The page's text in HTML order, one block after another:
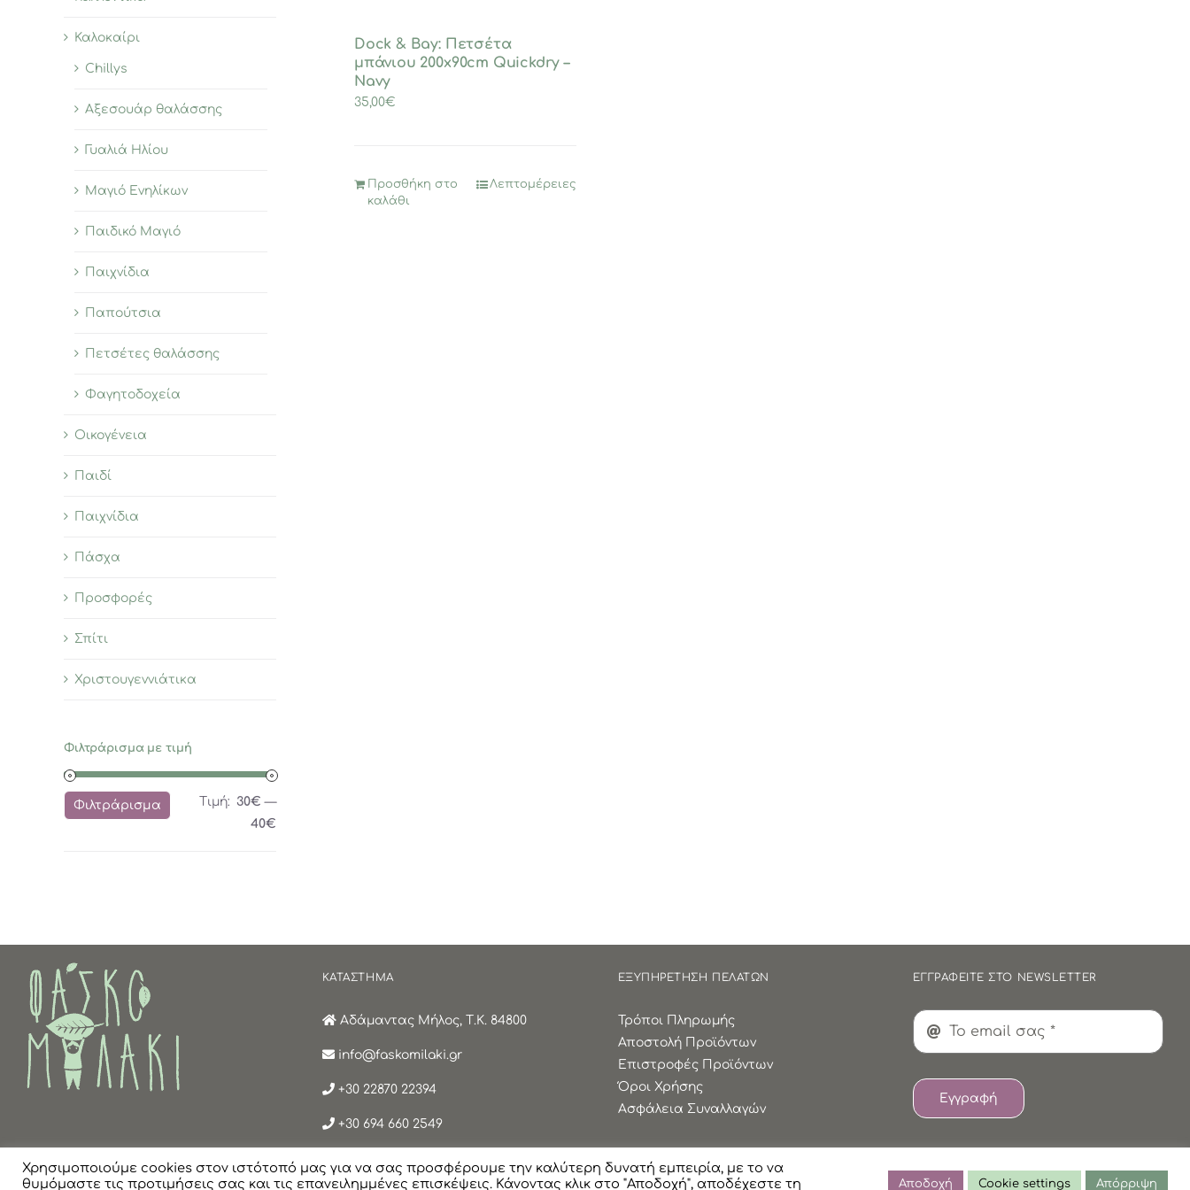
Dock & Bay: Πετσέτα
μπάνιου 200x90cm Quickdry –
Navy
35,00€
Προσθήκη στο
καλάθι
Λεπτομέρειες
Καλοκαίρι
Chillys
Αξεσουάρ θαλάσσης
Γυαλιά Ηλίου
Μαγιό Ενηλίκων
Παιδικό Μαγιό
Παιχνίδια
Παπούτσια
Πετσέτες θαλάσσης
Φαγητοδοχεία
Οικογένεια
Παιδί
Παιχνίδια
Πάσχα
Προσφορές
Σπίτι
Χριστουγεννιάτικα
Φιλτράρισμα με τιμή
Ελάχιστη
Μέγιστη
Φιλτράρισμα Τιμή: 30€ —
40€
ΚΑΤΑΣΤΗΜΑ
Αδάμαντας Μήλος, Τ.Κ. 84800
info@faskomilaki.gr
+30 22870 22394
+30 694 660 2549
ΕΞΥΠΗΡΕΤΗΣΗ ΠΕΛΑΤΩΝ
Τρόποι Πληρωμής
Αποστολή Προϊόντων
Επιστροφές Προϊόντων
Όροι Χρήσης
Ασφάλεια Συναλλαγών
ΕΓΓΡΑΦΕΙΤΕ ΣΤΟ NEWSLETTER
Εγγραφή
Χρησιμοποιούμε cookies στον ιστότοπό μας για να σας προσφέρουμε την καλύτερη δυνατή εμπειρία, με το να
θυμόμαστε τις προτιμήσεις σας και τις επανειλημμένες επισκέψεις. Κάνοντας κλικ στο "Αποδοχή", αποδέχεστε τη
Αποδοχή Cookie settings Απόρριψη